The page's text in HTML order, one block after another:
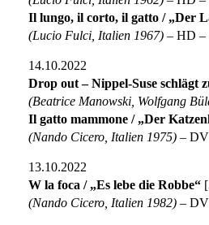
Il lungo, il corto, il gatto / „Der
(Lucio Fulci, Italien 1967) – HD –
14.10.2022
Drop out – Nippel-Suse schlägt
(Beatrice Manowski, Wolfgang
Il gatto mammone / „Der
(Nando Cicero, Italien 1975) –
13.10.2022
W la foca / „Es lebe die Robbe“
(Nando Cicero, Italien 1982) –